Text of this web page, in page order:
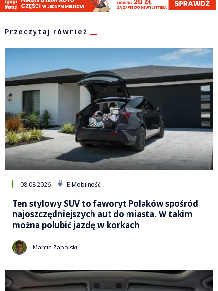
Przeczytaj również
08.08.2026 E-Mobilność
Ten stylowy SUV to faworyt Polaków spośród
najoszczędniejszych aut do miasta. W takim
można polubić jazdę w korkach
Marcin Zabolski